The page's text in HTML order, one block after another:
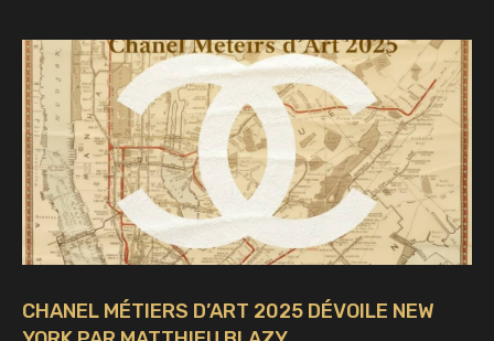
CHANEL MÉTIERS D’ART 2025 DÉVOILE NEW